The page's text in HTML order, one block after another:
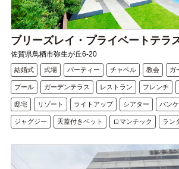
ブリーズレイ・プライベートテラ
佐賀県鳥栖市弥生が丘6-20
結婚式 式場 パーティー チャペル 教会 ガ
プール ガーデンテラス レストラン フレンチ
邸宅 リゾート ライトアップ シアター バン
ジャグジー 天蓋付きベット ロマンチック ラン